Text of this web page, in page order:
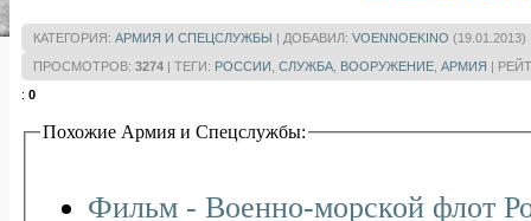
КАТЕГОРИЯ: АРМИЯ И СПЕЦСЛУЖБЫ | ДОБАВИЛ: VOENNOEKINO (19.01.2013)
ПРОСМОТРОВ: 3274 | ТЕГИ: РОССИИ СЛУЖБА ВООРУЖЕНИЕ АРМИЯ |
: 0
Похожие Армия и Спецслужбы:
Фильм - Военно-морской флот